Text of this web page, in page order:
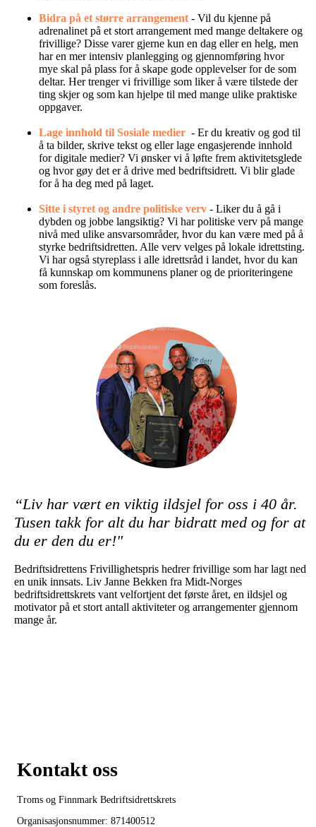
Bidra på et større arrangement - Vil du kjenne på
adrenalinet på et stort arrangement med mange deltakere og
frivillige? Disse varer gjerne kun en dag eller en helg, men
har en mer intensiv planlegging og gjennomføring hvor
mye skal på plass for å skape gode opplevelser for de som
deltar. Her trengervi frivillige som liker å være tilstede der
ting skjer og som kan hjelpe til med mange ulike praktiske
oppgaver.
Lage innhold til Sosiale medier - Er du kreativ og god til
å ta bilder, skrive tekst og eller lage engasjerende innhold
for digitale medier? Vi ønsker vi å løfte frem aktivitetsglede
og hvor gøy det er å drive med bedriftsidrett. Vi blir glade
for å ha deg med på laget.
Sitte i styret og andre politiske verv - Liker du å gå i
dybden og jobbe langsiktig? Vi har politiske verv på mange
nivå med ulike ansvarsområder, hvor du kan være med på å
styrke bedriftsidretten. Alle verv velges på lokale idrettsting.
Vi har også styreplass i alle idrettsråd i landet, hvor du kan
få kunnskap om kommunens planer og de prioriteringene
som foreslås.
“Liv har vært en viktig ildsjel for oss i 40 år.
Tusen takk for alt du har bidratt med og for at
du er den du er!"
Bedriftsidrettens Frivillighetspris hedrer frivillige som har lagt ned
en unik innsats. Liv Janne Bekken fra Midt-Norges
bedriftsidrettskrets vant velfortjent det første året, en ildsjel og
motivator på et stort antall aktiviteter og arrangementer gjennom
mange år.
Kontakt oss
Troms og Finnmark Bedriftsidrettskrets
Organisasjonsnummer: 871400512